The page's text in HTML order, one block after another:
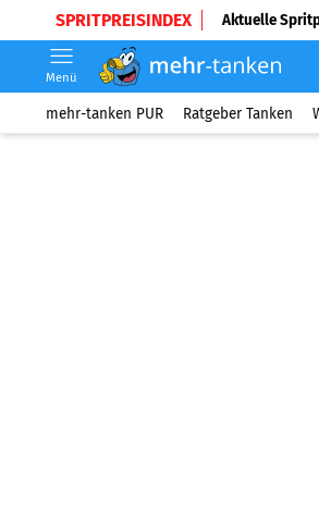
SPRITPREISINDEX Aktuelle
Menü
mehr-tanken PUR Ratgeber Tanken